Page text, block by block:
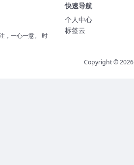
，一心一意。 时
快速导航
个人中心
标签云
Copyright © 2026